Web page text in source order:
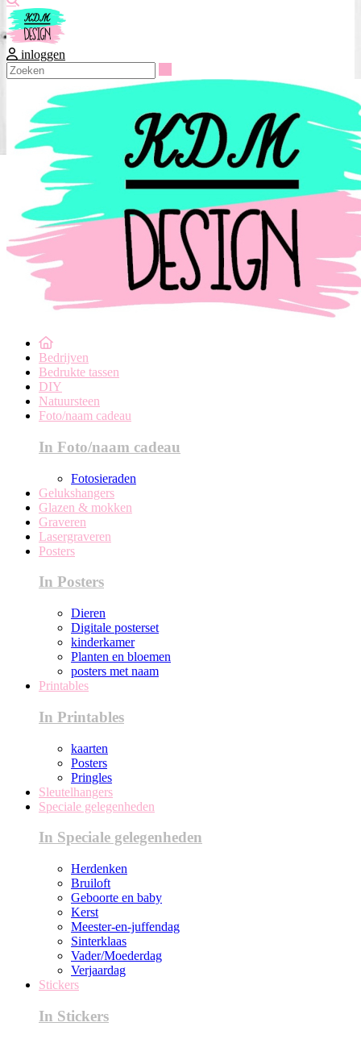
inloggen
Bedrijven
Bedrukte tassen
DIY
Natuursteen
Foto/naam cadeau
In Foto/naam cadeau
Fotosieraden
Gelukshangers
Glazen & mokken
Graveren
Lasergraveren
Posters
In Posters
Dieren
Digitale posterset
kinderkamer
Planten en bloemen
posters met naam
Printables
In Printables
kaarten
Posters
Pringles
Sleutelhangers
Speciale gelegenheden
In Speciale gelegenheden
Herdenken
Bruiloft
Geboorte en baby
Kerst
Meester-en-juffendag
Sinterklaas
Vader/Moederdag
Verjaardag
Stickers
In Stickers